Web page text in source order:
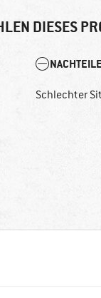
DIESES
NACHTEILE
Schlechter